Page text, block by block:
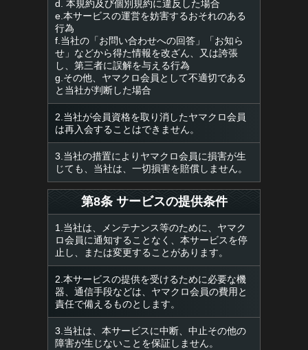
d. 本規約及び個別規約に違反した場合
e.本サービスの運営を妨害するおそれのある
行為
f.当社の「お問い合わせへの回答」「お知ら
せ」などから得た情報を改ざん、又は誇張
し、第三者に誤解を与える行為
g.その他、ヤマクロ会員として不適切である
と当社が判断した場合
2.当社が会員資格を取り消したヤマクロ会員
は再入会することはできません。
3.当社の措置によりヤマクロ会員に損害が生
じても、当社は、一切損害を賠償しません。
第8条 サービスの提供条件
1.当社は、メンテナンス等のために、ヤマク
ロ会員に通知することなく、本サービスを停
止し、または変更することがあります。
2.本サービスの提供を受けるために必要な機
器、通信手段などは、ヤマクロ会員の費用と
責任で備えるものとします。
3.当社は、本サービスに中断、中止その他の
障害が生じないことを保証しません。